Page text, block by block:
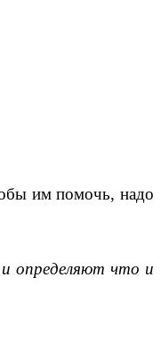
им помочь, надо
определяют что и